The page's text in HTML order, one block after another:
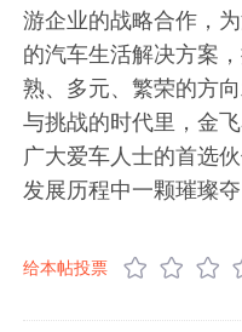
游企业的战略合作，
的汽车生活解决方案
熟、多元、繁荣的方
与挑战的时代里，金
广大爱车人士的首选
发展历程中一颗璀璨夺
给本帖投票